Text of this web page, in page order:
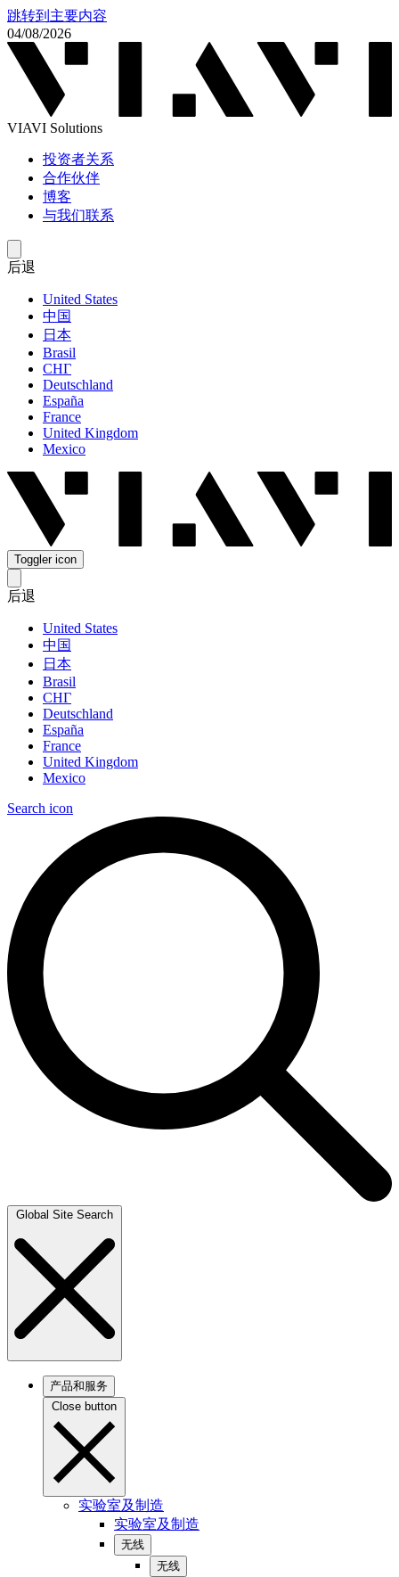
跳转到主要内容
04/08/2026
VIAVI Solutions
投资者关系
合作伙伴
博客
与我们联系
后退
United States
中国
日本
Brasil
СНГ
Deutschland
España
France
United Kingdom
Mexico
Toggler icon
后退
United States
中国
日本
Brasil
СНГ
Deutschland
España
France
United Kingdom
Mexico
Search icon
Global Site Search
产品和服务
Close button
实验室及制造
实验室及制造
无线
无线